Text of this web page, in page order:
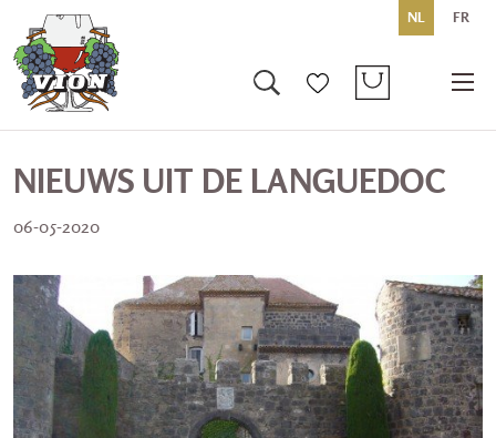
NL FR
NIEUWS UIT DE LANGUEDOC
06-05-2020